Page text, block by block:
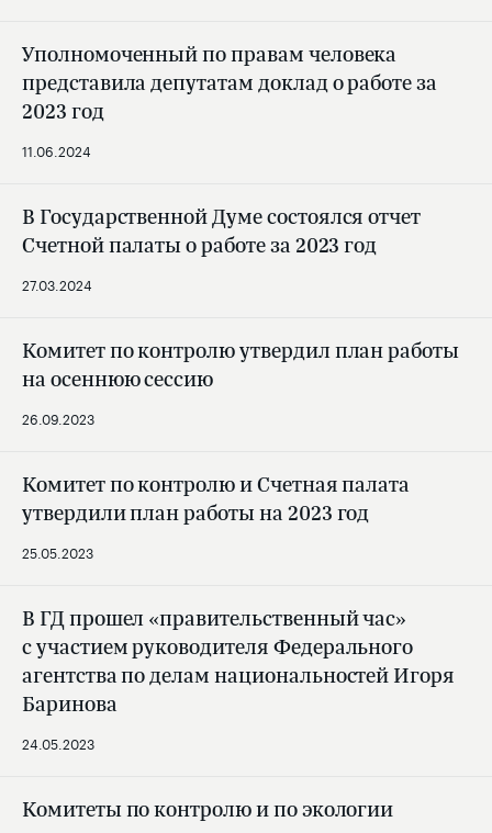
11.06.2024
Уполномоченный по правам человека
представила депутатам доклад о работе за
2023 год
27.03.2024
В Государственной Думе состоялся отчет
Счетной палаты о работе за 2023 год
26.09.2023
Комитет по контролю утвердил план работы
на осеннюю сессию
25.05.2023
Комитет по контролю и Счетная палата
утвердили план работы на 2023 год
24.05.2023
В ГД прошел «правительственный час»
с участием руководителя Федерального
агентства по делам национальностей Игоря
Баринова
Комитеты по контролю и по экологии